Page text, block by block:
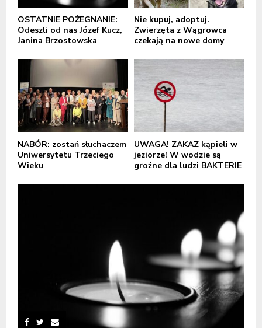
OSTATNIE POŻEGNANIE:
Odeszli od nas Józef Kucz,
Janina Brzostowska
Nie kupuj, adoptuj.
Zwierzęta z Wągrowca
czekają na nowe domy
NABÓR: zostań słuchaczem
Uniwersytetu Trzeciego
Wieku
UWAGA! ZAKAZ kąpieli w
jeziorze! W wodzie są
groźne dla ludzi BAKTERIE